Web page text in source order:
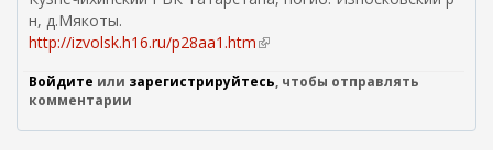
ш
н
я
я
н, д.Мякоты.
http://izvolsk.h16.ru/p28aa1.htm(
н
ш
Войдите или зарегистрируйтесь, чтобы отправлять
комментарии